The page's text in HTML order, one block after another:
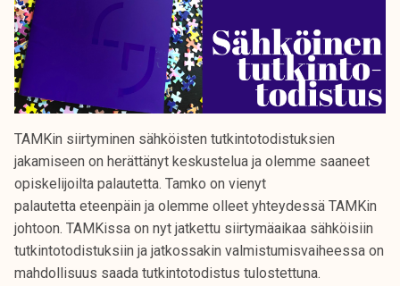
TAMKin siirtyminen sähköisten tutkintotodistuksien
jakamiseen on herättänyt keskustelua ja olemme saaneet
opiskelijoilta palautetta. Tamko on vienyt
palautetta eteenpäin ja olemme olleet yhteydessä TAMKin
johtoon. TAMKissa on nyt jatkettu siirtymäaikaa sähköisiin
tutkintotodistuksiin ja jatkossakin valmistumisvaiheessa on
mahdollisuus saada tutkintotodistus tulostettuna.